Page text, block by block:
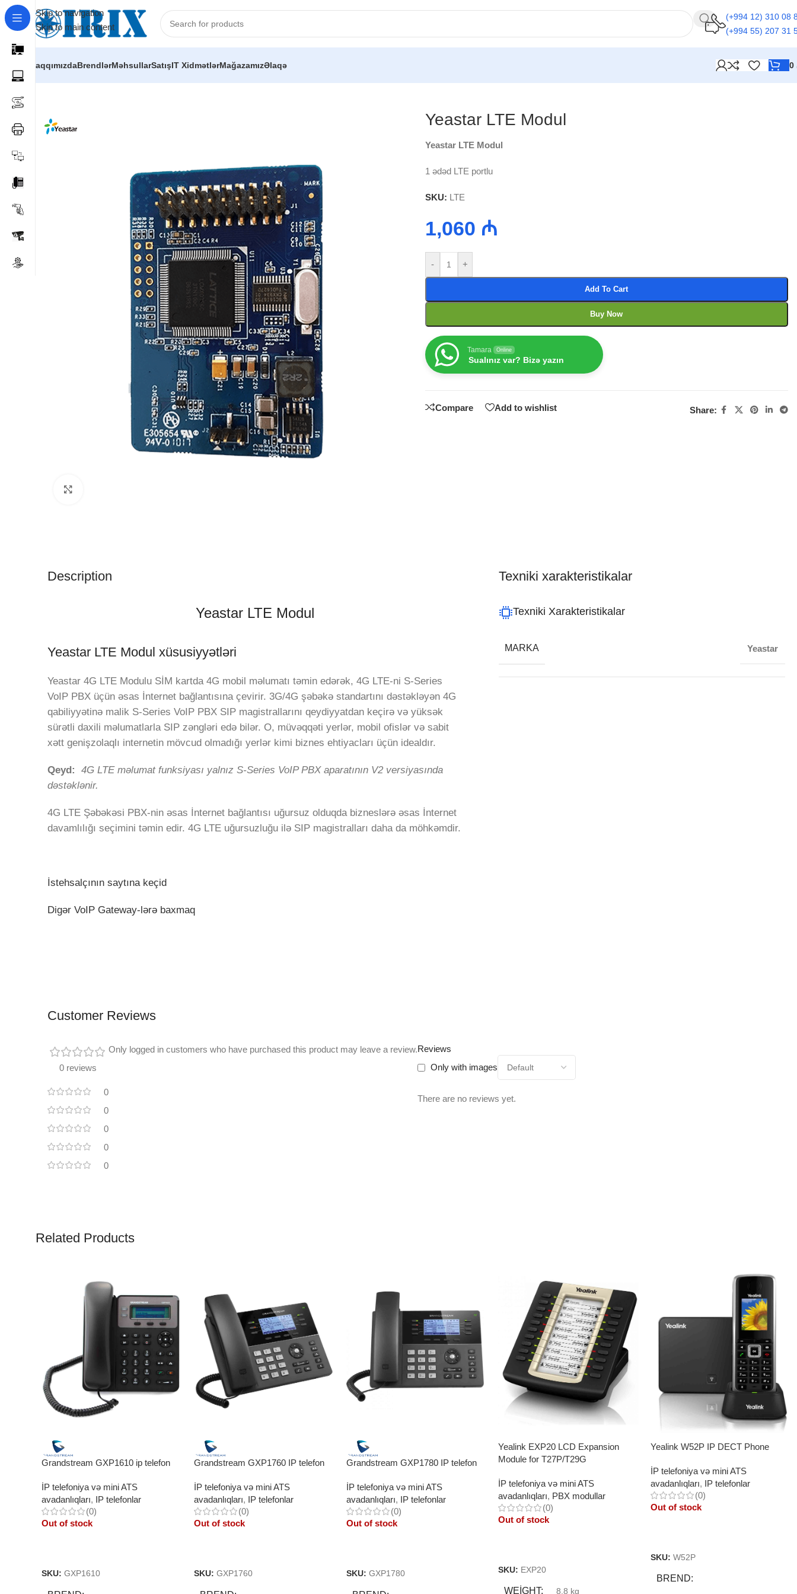
Skip to navigation
Skip to main content
(+994 12) 310 08
(+994 55) 207 31
HaqqımızdaBrendlərMəhsullarSatışIT XidmətlərMağazamızƏlaqə 0
Yeastar LTE Modul
Yeastar LTE Modul
1 ədəd LTE portlu
SKU: LTE
1,060 ₼
- +
Add To Cart
Buy Now
Tamara Online
Sualınız var? Bizə yazın
Compare Add to wishlist Share:
Description
Yeastar LTE Modul
Yeastar LTE Modul xüsusiyyətləri
Yeastar 4G LTE Modulu SİM kartda 4G mobil məlumatı təmin edərək, 4G LTE-ni S-Series
VoIP PBX üçün əsas İnternet bağlantısına çevirir. 3G/4G şəbəkə standartını dəstəkləyən 4G
qabiliyyətinə malik S-Series VoIP PBX SIP magistrallarını qeydiyyatdan keçirə və yüksək
sürətli daxili məlumatlarla SIP zəngləri edə bilər. O, müvəqqəti yerlər, mobil ofislər və sabit
xətt genişzolaqlı internetin mövcud olmadığı yerlər kimi biznes ehtiyacları üçün idealdır.
Qeyd:
4G LTE məlumat funksiyası yalnız S-Series VoIP PBX aparatının V2 versiyasında
dəstəklənir.
4G LTE Şəbəkəsi PBX-nin əsas İnternet bağlantısı uğursuz olduqda bizneslərə əsas İnternet
davamlılığı seçimini təmin edir. 4G LTE uğursuzluğu ilə SIP magistralları daha da möhkəmdir.
İstehsalçının saytına keçid
Digər VoIP Gateway-lərə baxmaq
Texniki xarakteristikalar
Texniki Xarakteristikalar
MARKA Yeastar
Customer Reviews
0 reviews
0
0
0
0
0
Reviews
Only with images
There are no reviews yet.
Only logged in customers who have purchased this product may leave a review.
Related Products
Grandstream GXP1610 ip telefon
İP telefoniya və mini ATS
avadanlıqları, IP telefonlar
(0)
Out of stock
SKU: GXP1610
Grandstream GXP1760 IP telefon
İP telefoniya və mini ATS
avadanlıqları, IP telefonlar
(0)
Out of stock
SKU: GXP1760
Grandstream GXP1780 IP telefon
İP telefoniya və mini ATS
avadanlıqları, IP telefonlar
(0)
Out of stock
SKU: GXP1780
Yealink EXP20 LCD Expansion
Module for T27P/T29G
İP telefoniya və mini ATS
avadanlıqları, PBX modullar
(0)
Out of stock
SKU: EXP20
WEIGHT 8.8 kg
Yealink W52P IP DECT Phone
İP telefoniya və mini ATS
avadanlıqları, IP telefonlar
(0)
Out of stock
SKU:W52P
BREND